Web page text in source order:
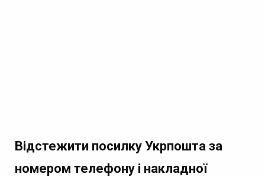
Відстежити посилку Укрпошта за
номером телефону і накладної